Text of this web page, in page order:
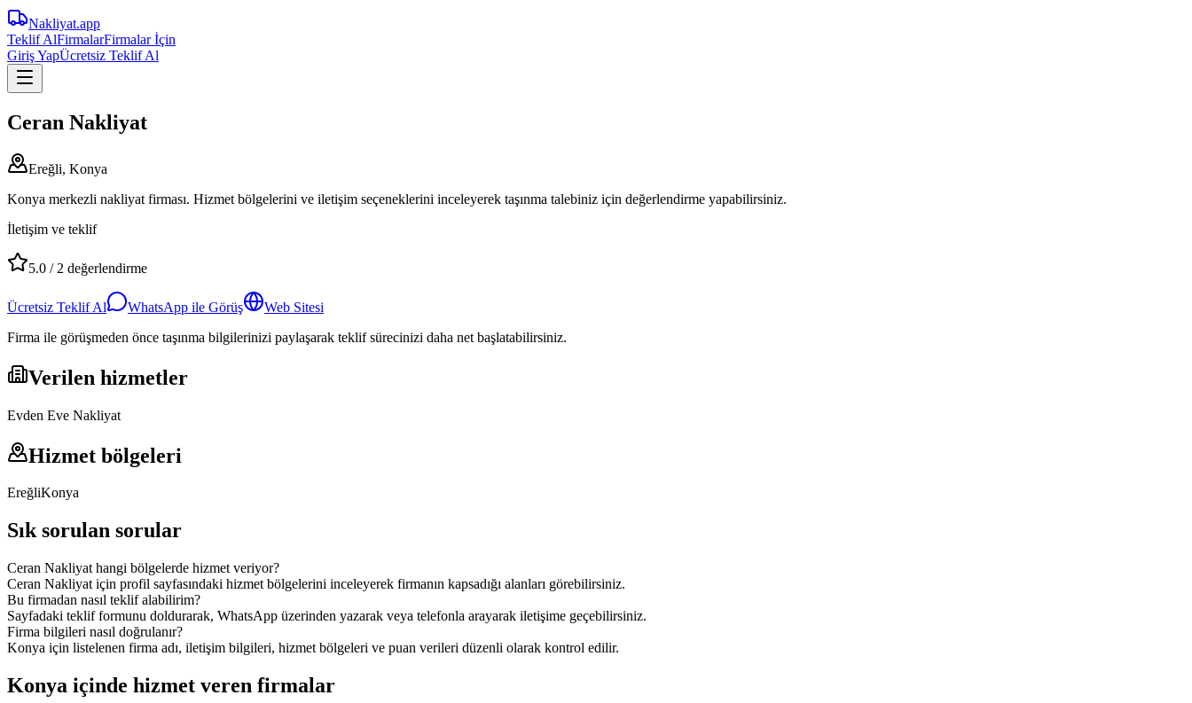
Nakliyat.app
Teklif AlFirmalarFirmalar İçin
Giriş YapÜcretsiz Teklif Al
Ceran Nakliyat
Ereğli, Konya
Konya merkezli nakliyat firması. Hizmet bölgelerini ve iletişim seçeneklerini inceleyerek taşınma talebiniz için değerlendirme yapabilirsiniz.
İletişim ve teklif
5.0 / 2 değerlendirme
Ücretsiz Teklif Al WhatsApp ile Görüş
Web Sitesi
Firma ile görüşmeden önce taşınma bilgilerinizi paylaşarak teklif sürecinizi daha net başlatabilirsiniz.
Verilen hizmetler
Evden Eve Nakliyat
Hizmet bölgeleri
EreğliKonya
Sık sorulan sorular
Ceran Nakliyat hangi bölgelerde hizmet veriyor?
Ceran Nakliyat için profil sayfasındaki hizmet bölgelerini inceleyerek firmanın kapsadığı alanları görebilirsiniz.
Bu firmadan nasıl teklif alabilirim?
Sayfadaki teklif formunu doldurarak, WhatsApp üzerinden yazarak veya telefonla arayarak iletişime geçebilirsiniz.
Firma bilgileri nasıl doğrulanır?
Konya için listelenen firma adı, iletişim bilgileri, hizmet bölgeleri ve puan verileri düzenli olarak kontrol edilir.
Konya içinde hizmet veren firmalar